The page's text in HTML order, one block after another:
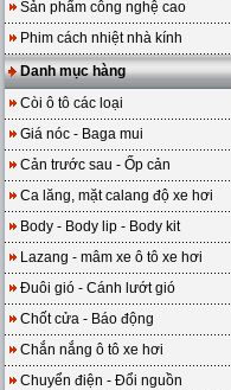
Sản phẩm công nghệ cao
Phim cách nhiệt nhà kính
Danh mục hàng
Còi ô tô các loại
Giá nóc - Baga mui
Cản trước sau - Ốp cản
Ca lăng, mặt calang độ xe hơi
Body - Body lip - Body kit
Lazang - mâm xe ô tô xe hơi
Đuôi gió - Cánh lướt gió
Chốt cửa - Báo động
Chắn nắng ô tô xe hơi
Chuyển điện - Đổi nguồn